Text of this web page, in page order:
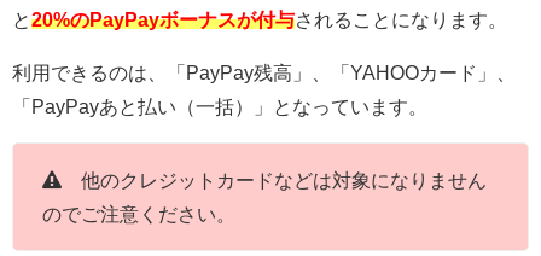
と20%のPayPayボーナスが付与されることになります。
利用できるのは、「PayPay残高」、「YAHOOカード」、
「PayPayあと払い（一括）」となっています。
他のクレジットカードなどは対象になりません
のでご注意ください。